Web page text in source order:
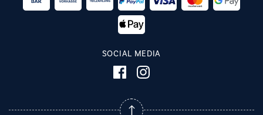
SOCIAL MEDIA